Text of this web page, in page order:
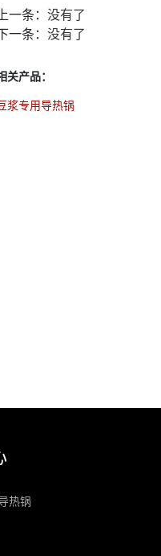
一条： 没有了
一条： 没有了
关产品：
浆专用导热锅
热锅